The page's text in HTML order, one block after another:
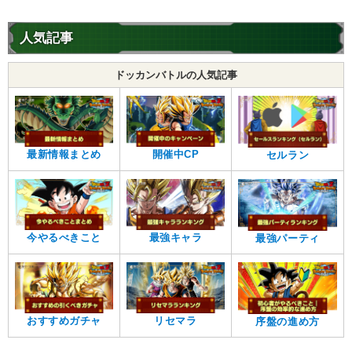
ベクウ
5.5 /10点
【発動リンク効果】
・ 気力+7
・ATK+5%
【一致するリンクスキル(
)】
戦闘民族サイヤ人
短期決戦
合体戦士
限界突破
【一致するカテゴリー(
3)】
フュージョン
時間制限
融合/合体戦士
【発動リンク効果】
・気力+3
・ATK+15%
【一致するリンクスキル(4)】
無邪気
戦闘民族サイヤ人
サイヤ人の血
限界突破
人気記事
ドッカンバトルの人気記事
最新情報まとめ 開催中CP セルラン
今やるべきこと 最強キャラ 最強パーティ
おすすめガチャ リセマラ 序盤の進め方